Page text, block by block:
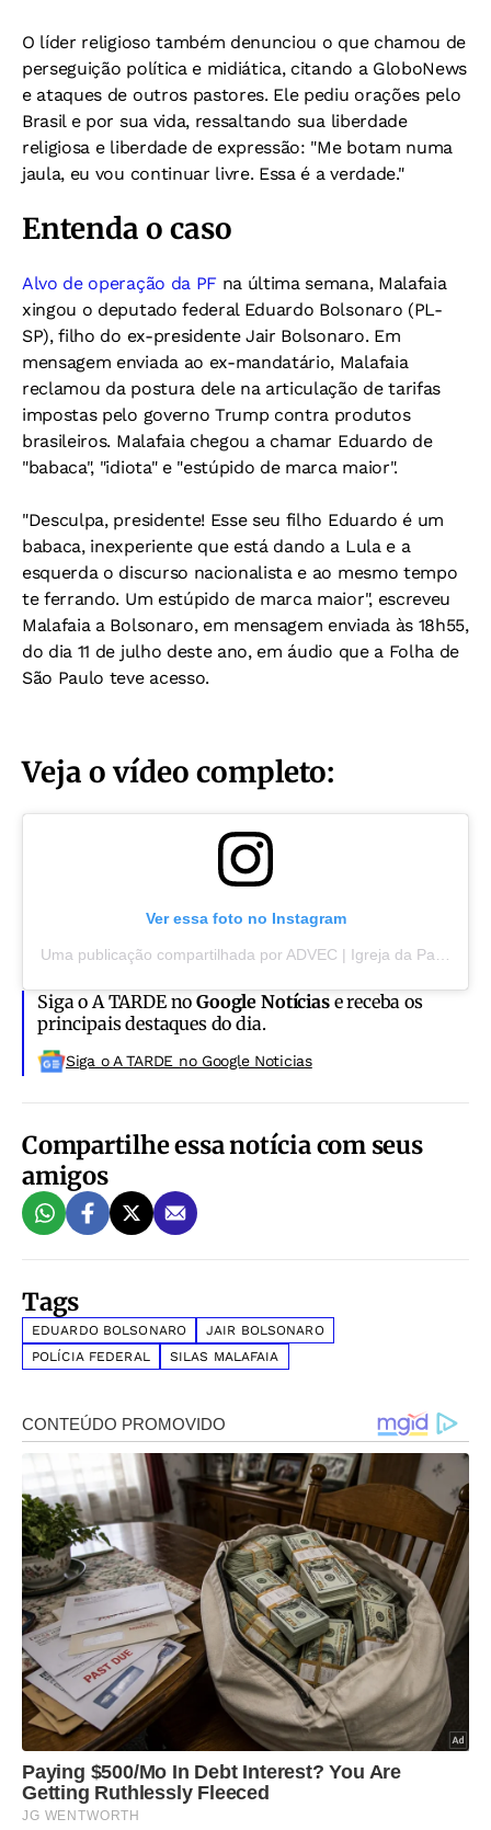
O líder religioso também denunciou o que chamou de
perseguição política e midiática, citando a GloboNews
e ataques de outros pastores. Ele pediu orações pelo
Brasil e por sua vida, ressaltando sua liberdade
religiosa e liberdade de expressão: "Me botam numa
jaula, eu vou continuar livre. Essa é a verdade."
Entenda o caso
Alvo de operação da PF na última semana, Malafaia
xingou o deputado federal Eduardo Bolsonaro (PL-
SP), filho do ex-presidente Jair Bolsonaro. Em
mensagem enviada ao ex-mandatário, Malafaia
reclamou da postura dele na articulação de tarifas
impostas pelo governo Trump contra produtos
brasileiros. Malafaia chegou a chamar Eduardo de
"babaca", "idiota" e "estúpido de marca maior".
"Desculpa, presidente! Esse seu filho Eduardo é um
babaca, inexperiente que está dando a Lula e a
esquerda o discurso nacionalista e ao mesmo tempo
te ferrando. Um estúpido de marca maior", escreveu
Malafaia a Bolsonaro, em mensagem enviada às 18h55,
do dia 11 de julho deste ano, em áudio que a Folha de
São Paulo teve acesso.
Veja o vídeo completo:
Ver essa foto no Instagram
Uma publicação compartilhada por ADVEC | Igreja da Palavra (@advecoficial)
Siga o A TARDE noGoogle Notíciase receba os
principais destaques do dia.
Siga o A TARDE no Google Noticias
Compartilhe essa notícia com seus
amigos
Tags
EDUARDO BOLSONARO
JAIR BOLSONARO
POLÍCIA FEDERAL
SILAS MALAFAIA